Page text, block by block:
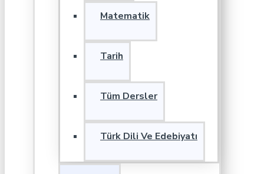
Matematik
Tarih
Tüm Dersler
Türk Dili Ve Edebiyatı